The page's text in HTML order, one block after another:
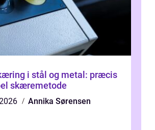
i stål og metal: præcis
skæremetode
Annika Sørensen